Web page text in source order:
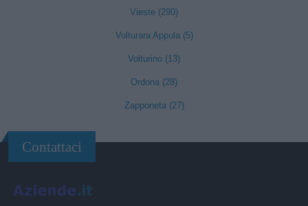
Vieste (290)
Volturara Appula (5)
Volturino (13)
Ordona (28)
Zapponeta (27)
Contattaci